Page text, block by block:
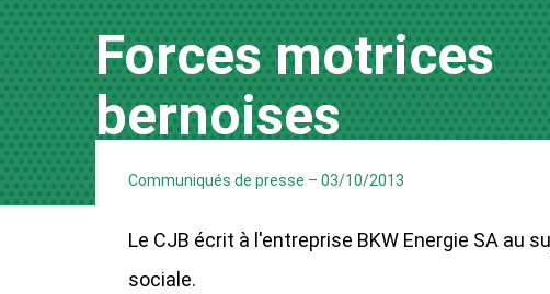
Forces motrices
bernoises
Communiqués de presse – 03/10/2013
Le CJB écrit à l'entreprise BKW Energie SA au
sociale.